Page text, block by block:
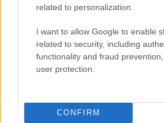
related to personalization.
I want to allow Google to enable
related to security, including
functionality and fraud
user protection.
CONFIRM